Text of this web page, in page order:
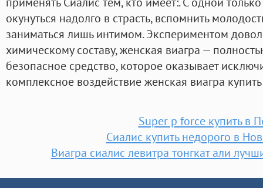
окунуться надолго в страсть, вспомнить
заниматься лишь интимом. Экспериментом
химическому составу, женская виагра —
безопасное средство, которое оказывает
комплексное воздействие женская виагра
Super p force купить в
Сиалис купить недорого в
Виагра сиалис левитра тонгкат али